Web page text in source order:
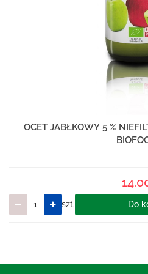
OCET JABŁKOWY 5 %
szt. Do